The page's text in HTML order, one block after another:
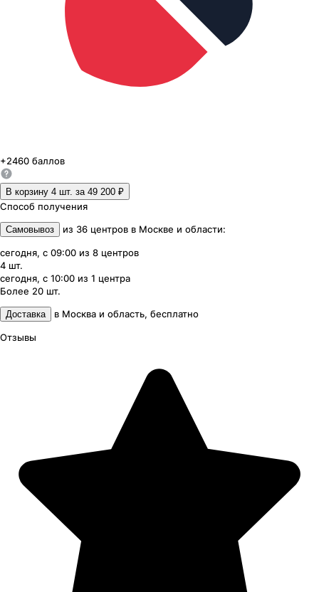
+2460 баллов
В корзину 4 шт. за 49 200 ₽
Способ получения
Самовывоз из 36 центров в Москве и области:
сегодня, с 09:00 из 8 центров
4 шт.
сегодня, с 10:00 из 1 центра
Более 20 шт.
Доставка в Москва и область, бесплатно
Отзывы